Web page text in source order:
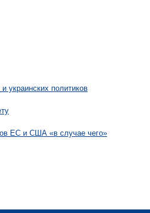
украинских политиков
ЕС и США «в случае чего»